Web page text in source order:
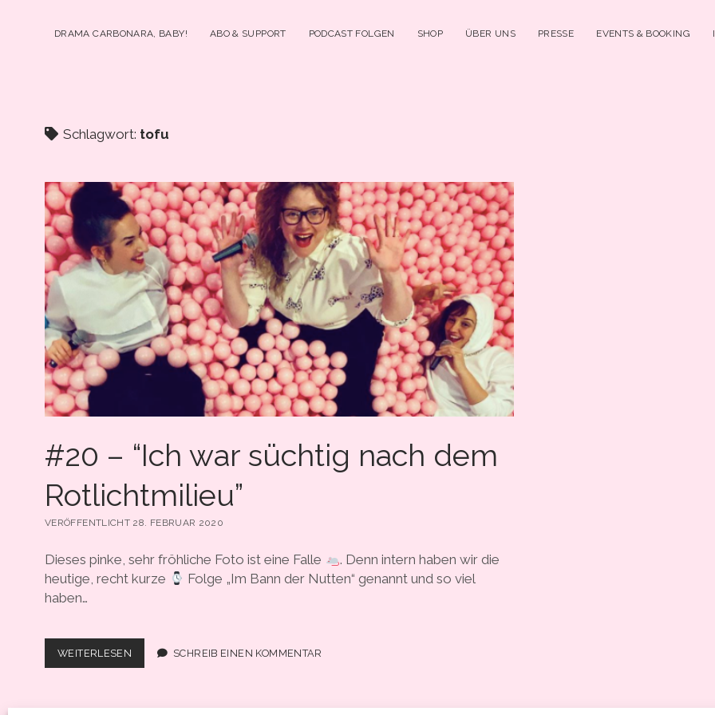
DRAMA CARBONARA, BABY! ABO & SUPPORT PODCAST FOLGEN SHOP ÜBER UNS PRESSE EVENTS & BOOKING
Schlagwort: tofu
#20 – “Ich war süchtig nach dem
Rotlichtmilieu”
VERÖFFENTLICHT 28. FEBRUAR 2020
Dieses pinke, sehr fröhliche Foto ist eine Falle
. Denn intern haben wir die
heutige, recht kurze
Folge „Im Bann der Nutten“ genannt und so viel
haben…
WEITERLESEN
–
SCHREIB EINEN KOMMENTAR